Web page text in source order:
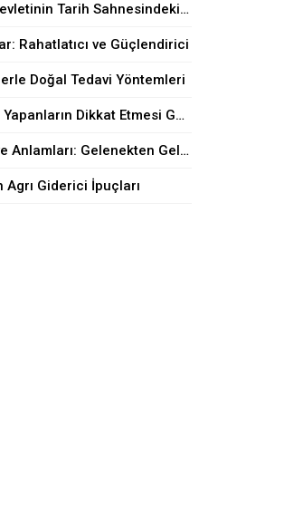
Akkoyunlu Devletinin Tarih Sahnesindeki Yeri
Rahatlatıcı ve Güçlendirici
Doğal Tedavi Yöntemleri
Arabası Agrı Yapanların Dikkat Etmesi Gerekenler
Kız İsimleri ve Anlamları: Gelenekten Geleceğe
Giderici İpuçları